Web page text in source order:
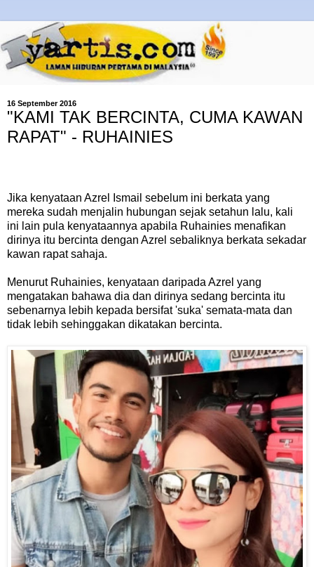
16 September 2016
"KAMI TAK BERCINTA, CUMA KAWAN
RAPAT" - RUHAINIES
Jika kenyataan Azrel Ismail sebelum ini berkata yang
mereka sudah menjalin hubungan sejak setahun lalu, kali
ini lain pula kenyataannya apabila Ruhainies menafikan
dirinya itu bercinta dengan Azrel sebaliknya berkata sekadar
kawan rapat sahaja.
Menurut Ruhainies, kenyataan daripada Azrel yang
mengatakan bahawa dia dan dirinya sedang bercinta itu
sebenarnya lebih kepada bersifat 'suka' semata-mata dan
tidak lebih sehinggakan dikatakan bercinta.